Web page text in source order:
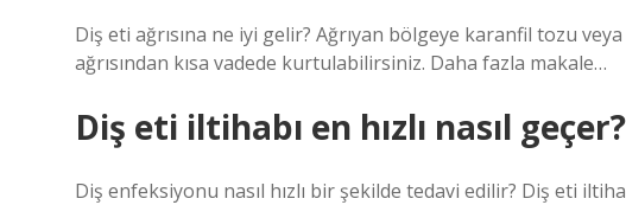
Diş eti ağrısına ne iyi gelir? Ağrıyan bölgeye karanfil tozu
ağrısından kısa vadede kurtulabilirsiniz. Daha fazla makale…
Diş eti iltihabı en hızlı nasıl geçer?
Diş enfeksiyonu nasıl hızlı bir şekilde tedavi edilir? Diş eti